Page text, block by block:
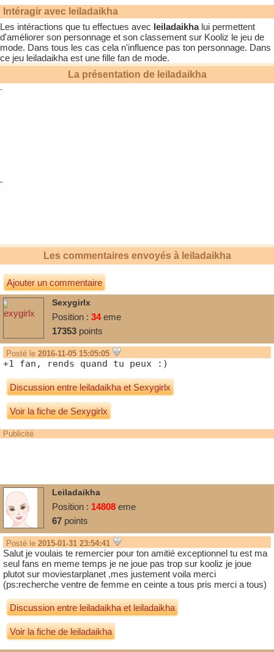
Intéragir avec leiladaikha
Les intéractions que tu effectues avec leiladaikhalui permettent
d'améliorer son personnage et son classement sur Kooliz le jeu de
mode. Dans tous les cas cela n'influence pas ton personnage. Dans
ce jeu leiladaikha est une fille fan de mode.
La présentation de leiladaikha
Les commentaires envoyés à leiladaikha
Ajouter un commentaire
Sexygirlx
Position : 34eme
17353 points
Posté le 2016-11-05 15:05:05
+1 fan, rends quand tu peux :)
Discussion entreleiladaikhaetSexygirlx
Voir la fiche de Sexygirlx
Publicité
Leiladaikha
Position : 14808 eme
67 points
Posté le 2015-01-31 23:54:41
Salut je voulais te remercier pour ton amitié exceptionnel tu est ma
seul fans en meme temps je ne joue pas trop sur kooliz je joue
plutot sur moviestarplanet ,mes justement voila merci
(ps:recherche ventre de femme en ceinte a tous pris merci a tous)
Discussion entreleiladaikhaetleiladaikha
Voir la fiche de leiladaikha